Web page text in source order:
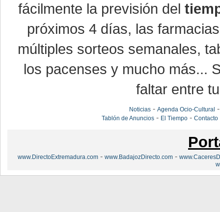
fácilmente la previsión del
próximos 4 días, las
múltiples sorteos semanales,
los pacenses y mucho más...
faltar entre
Noticias -Agenda Ocio-Cultural
Tablón de Anuncios - El Tiempo -Contacto
www.DirectoExtremadura.com - www.BadajozDirecto.com -